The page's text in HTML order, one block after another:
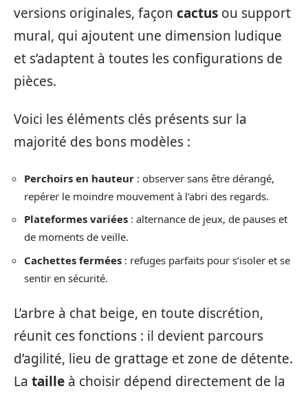
versions originales, façon cactus ou support
mural, qui ajoutent une dimension ludique
et s’adaptent à toutes les configurations de
pièces.
Voici les éléments clés présents sur la
majorité des bons modèles :
Perchoirs en hauteur : observer sans être dérangé,
repérer le moindre mouvement à l’abri des regards.
Plateformes variées : alternance de jeux, de pauses et
de moments de veille.
Cachettes fermées : refuges parfaits pour s’isoler et se
sentir en sécurité.
L’arbre à chat beige, en toute discrétion,
réunit ces fonctions : il devient parcours
d’agilité, lieu de grattage et zone de détente.
La taille à choisir dépend directement de la